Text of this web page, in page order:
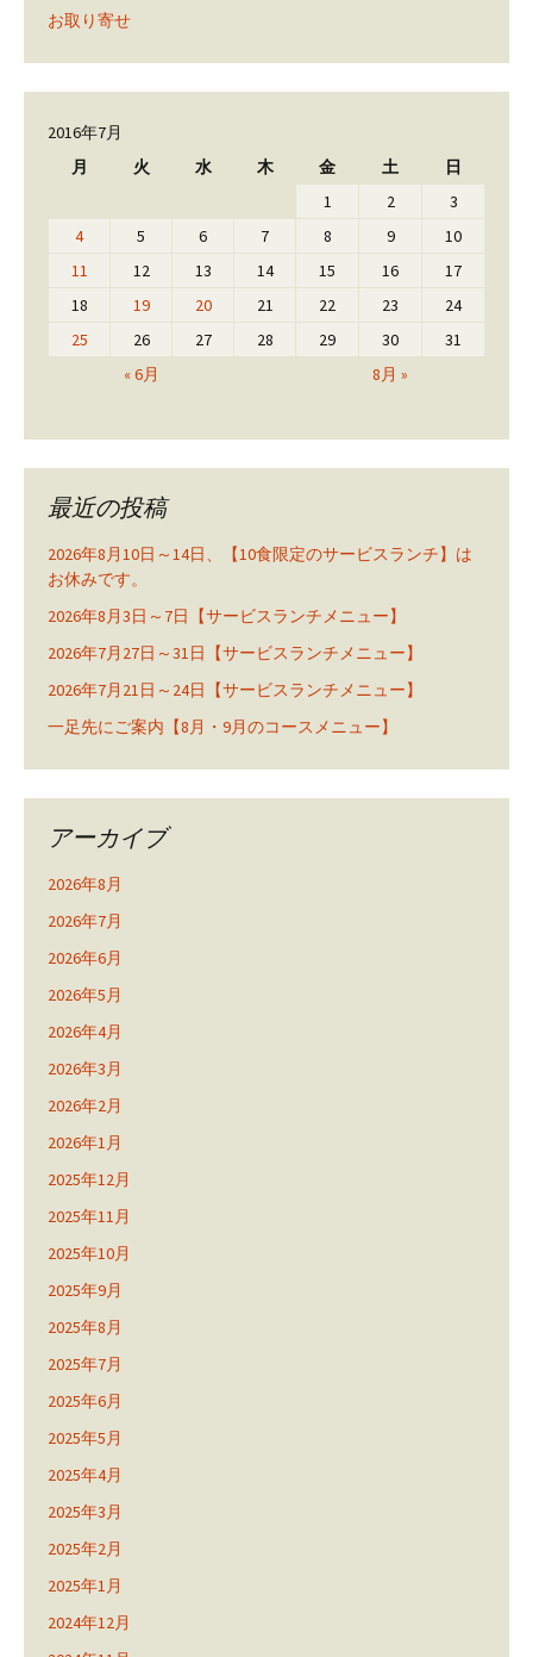
お取り寄せ
2016年7月
月
火 水 木 金 土 日
« 6月 8月 »
1 2
3
4
5 6 7 8 9
10
11
12 13 14 15 16
17
18
19 20 21 22 23
24
25
26 27 28 29 30 31
最近の投稿
2026年8月10日～14日、【10食限定のサービスランチ】は
お休みです。
2026年8月3日～7日【サービスランチメニュー】
2026年7月27日～31日【サービスランチメニュー】
2026年7月21日～24日【サービスランチメニュー】
一足先にご案内【8月・9月のコースメニュー】
アーカイブ
2026年8月
2026年7月
2026年6月
2026年5月
2026年4月
2026年3月
2026年2月
2026年1月
2025年12月
2025年11月
2025年10月
2025年9月
2025年8月
2025年7月
2025年6月
2025年5月
2025年4月
2025年3月
2025年2月
2025年1月
2024年12月